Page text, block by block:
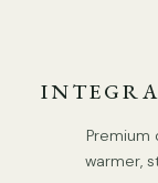
Material:
Premium
warmer,